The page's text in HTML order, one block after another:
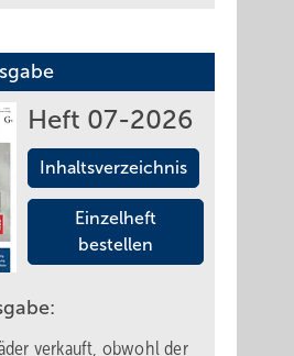
Heft 07-2026
Inhaltsverzeichnis
Einzelheft
bestellen
verkauft, obwohl der